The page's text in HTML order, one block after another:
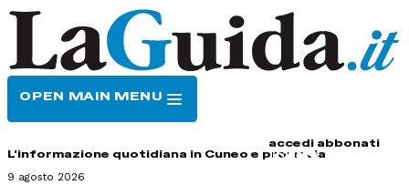
OPEN MAIN MENU
accedi abbonati
L'informazione quotidiana in Cuneo e provincia
9 agosto 2026